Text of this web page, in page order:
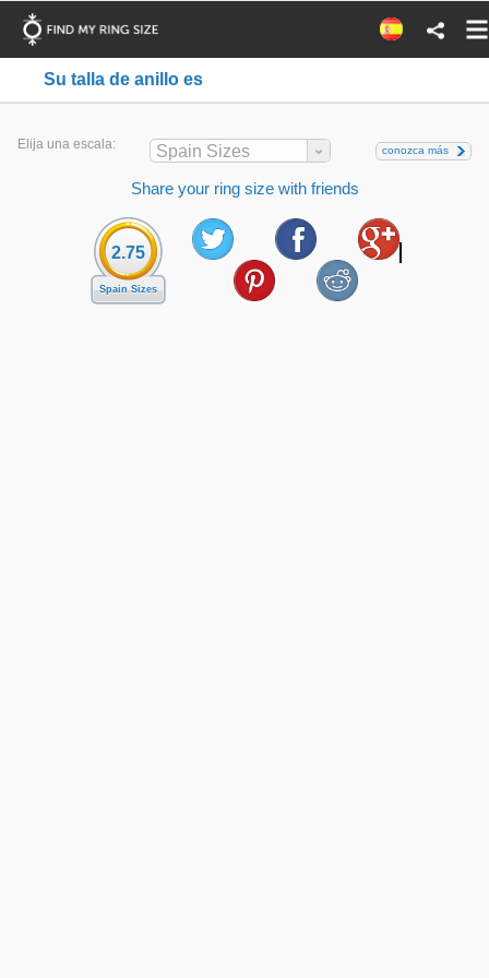
Su talla de anillo es
Elija una escala: Spain Sizes conozca más
Share your ring size with friends
2.75
Spain Sizes